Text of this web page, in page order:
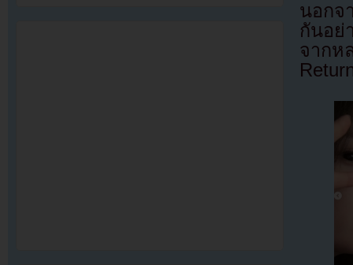
นอกจ
กันอย่
จากห